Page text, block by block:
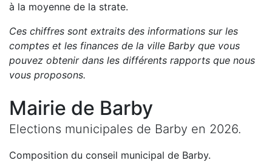
à la moyenne de la strate.
Ces chiffres sont extraits des informations sur les
comptes et les finances de la ville Barby que vous
pouvez obtenir dans les différents rapports que nous
vous proposons.
Mairie de Barby
Elections municipales de Barby en 2026.
Composition du conseil municipal de Barby.